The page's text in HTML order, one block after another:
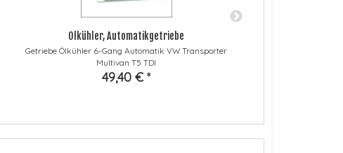
Ölkühler, Automatikgetriebe
Getriebe Ölkühler 6-Gang Automatik VW Transporter
Multivan T5 TDI
49,40 € *